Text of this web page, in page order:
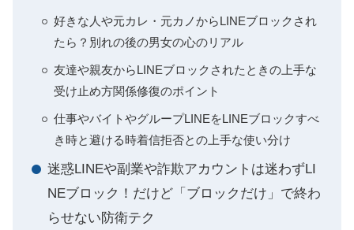
好きな人や元カレ・元カノからLINEブロックされ
たら？別れの後の男女の心のリアル
友達や親友からLINEブロックされたときの上手な
受け止め方関係修復のポイント
仕事やバイトやグループLINEをLINEブロックすべ
き時と避ける時着信拒否との上手な使い分け
迷惑LINEや副業や詐欺アカウントは迷わずLI
NEブロック！だけど「ブロックだけ」で終わ
らせない防衛テク